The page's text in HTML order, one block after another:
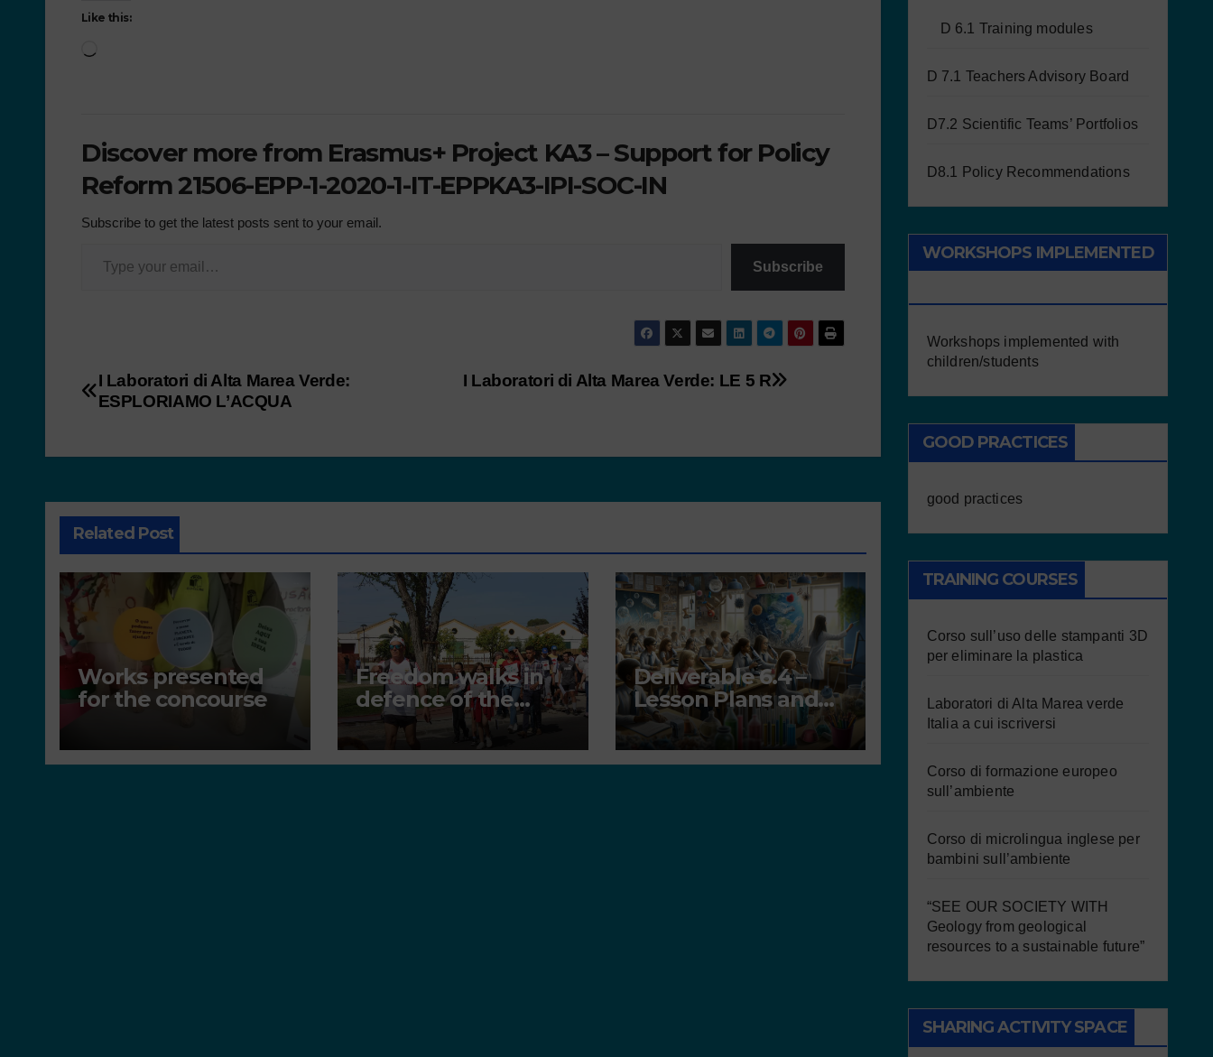
Like this:
Discover more from Erasmus+ Project KA3 – Support for Policy
Reform 21506-EPP-1-2020-1-IT-EPPKA3-IPI-SOC-IN
Subscribe to get the latest posts sent to your email.
Subscribe
I Laboratori di Alta Marea Verde: LE 5 R
I Laboratori di Alta Marea Verde:
ESPLORIAMO L’ACQUA
Related Post
Works presented
for the concourse
Freedom walks in
defence of the
environment
Deliverable 6.4 –
Lesson Plans and
Other Educational
resources
D 6.1 Training modules
D 7.1 Teachers Advisory Board
D7.2 Scientific Teams’ Portfolios
D8.1 Policy Recommendations
WORKSHOPS IMPLEMENTED
Workshops implemented with
children/students
GOOD PRACTICES
good practices
TRAINING COURSES
Corso sull’uso delle stampanti 3D
per eliminare la plastica
Laboratori di Alta Marea verde
Italia a cui iscriversi
Corso di formazione europeo
sull’ambiente
Corso di microlingua inglese per
bambini sull’ambiente
“SEE OUR SOCIETY WITH
Geology from geological
resources to a sustainable future”
SHARING ACTIVITY SPACE